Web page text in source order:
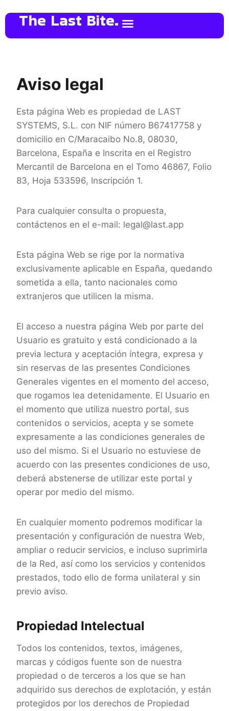
The Last Bite.
Aviso legal
Esta página Web es propiedad de LAST
SYSTEMS, S.L. con NIF número B67417758 y
domicilio en C/Maracaibo No.8, 08030,
Barcelona, España e Inscrita en el Registro
Mercantil de Barcelona en el Tomo 46867, Folio
83, Hoja 533596, Inscripción 1.
Para cualquier consulta o propuesta,
contáctenos en el e-mail: legal@last.app
Esta página Web se rige por la normativa
exclusivamente aplicable en España, quedando
sometida a ella, tanto nacionales como
extranjeros que utilicen la misma.
El acceso a nuestra página Web por parte del
Usuario es gratuito y está condicionado a la
previa lectura y aceptación íntegra, expresa y
sin reservas de las presentes Condiciones
Generales vigentes en el momento del acceso,
que rogamos lea detenidamente. El Usuario en
el momento que utiliza nuestro portal, sus
contenidos o servicios, acepta y se somete
expresamente a las condiciones generales de
uso del mismo. Si el Usuario no estuviese de
acuerdo con las presentes condiciones de uso,
deberá abstenerse de utilizar este portal y
operar por medio del mismo.
En cualquier momento podremos modificar la
presentación y configuración de nuestra Web,
ampliar o reducir servicios, e incluso suprimirla
de la Red, así como los servicios y contenidos
prestados, todo ello de forma unilateral y sin
previo aviso.
Propiedad Intelectual
Todos los contenidos, textos, imágenes,
marcas y códigos fuente son de nuestra
propiedad o de terceros a los que se han
adquirido sus derechos de explotación, y están
protegidos por los derechos de Propiedad